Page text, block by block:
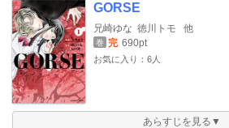
GORSE
兄崎ゆな 徳川トモ 他
巻 完 690pt
お気に入り：6人
あらすじを見る▼